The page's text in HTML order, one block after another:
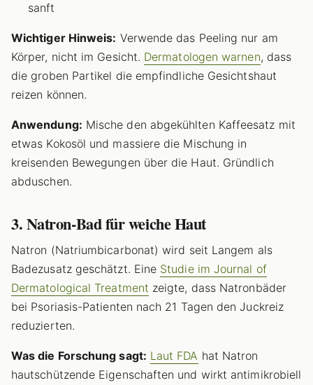
sanft
Wichtiger Hinweis: Verwende das Peeling nur am
Körper, nicht im Gesicht. Dermatologen warnen, dass
die groben Partikel die empfindliche Gesichtshaut
reizen können.
Anwendung: Mische den abgekühlten Kaffeesatz mit
etwas Kokosöl und massiere die Mischung in
kreisenden Bewegungen über die Haut. Gründlich
abduschen.
3. Natron-Bad für weiche Haut
Natron (Natriumbicarbonat) wird seit Langem als
Badezusatz geschätzt. Eine Studie im Journal of
Dermatological Treatment zeigte, dass Natronbäder
bei Psoriasis-Patienten nach 21 Tagen den Juckreiz
reduzierten.
Was die Forschung sagt: Laut FDA hat Natron
hautschützende Eigenschaften und wirkt antimikrobiell